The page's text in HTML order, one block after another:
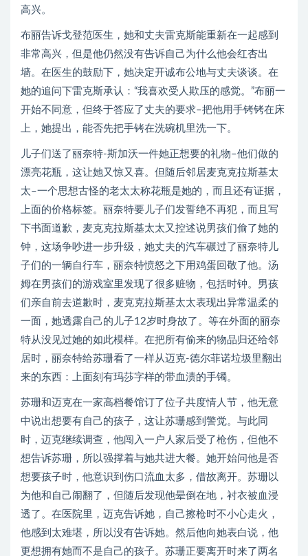
高兴。
布丽告诉戈登范医生，她和丈夫雷克斯能重新在一起感到
非常高兴，但是他仍然没有告诉自己为什么他会红杏出
墙。在医生的鼓励下，她决定开诚布公地与丈夫谈谈。在
她的追问下雷克斯承认：“我喜欢受人欺压的感觉。”布丽一
开始不同意，但终于答应了丈夫的要求–把他用手铐铐在床
上，她提出，能否先把手铐在洗碗机里洗一下。
儿子们送了丽奈特-斯加沃一件她正想要的礼物–他们做的
漂亮花瓶，这让她又惊又喜。但随后邻居麦克克拉斯基太
太–一个思想古怪的老太太称花瓶是她的，而且还有证据，
上面的价格标签。丽奈特要儿子们发誓绝不再犯，而且写
下书面道歉，麦克克拉斯基太太又控述说男孩们偷了她的
钟，这场争吵进一步升级，她丈夫的汽车碾过了丽奈特儿
子们的一辆自行车，丽奈特愤怒之下用鸡蛋回敬了他。汤
姆在男孩们的游戏室里发现了很多赃物，包括时钟。男孩
们亲自前去道歉时，麦克克拉斯基太太表现出异常温柔的
一面，她透露自己的儿子12岁时身故了。等在外面的丽奈
特从没见过她的如此模样。在把所有偷来的物品归还给邻
居时，丽奈特给苏珊看了一样从迈克-德尔菲诺垃圾里翻出
来的东西：上面刻有玛莎字样的带血渍的手镯。
苏珊和迈克在一家高档餐馆订了位子共度情人节，他无意
中说出想要有自己的孩子，这让苏珊感到警觉。与此同
时，迈克继续调查，他闯入一户人家后受了枪伤，但他不
想告诉苏珊，所以强撑着与她共进大餐。她开始问他是否
想要孩子时，他意识到伤口流血太多，借故离开。苏珊以
为他和自己闹翻了，但随后发现他晕倒在地，衬衣被血浸
透了。在医院里，迈克告诉她，自己擦枪时不小心走火，
他感到太难堪，所以没有告诉她。然后他向她表白说，他
更想拥有她而不是自己的孩子。苏珊正要离开时来了两名